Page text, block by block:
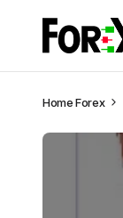
HomeForex